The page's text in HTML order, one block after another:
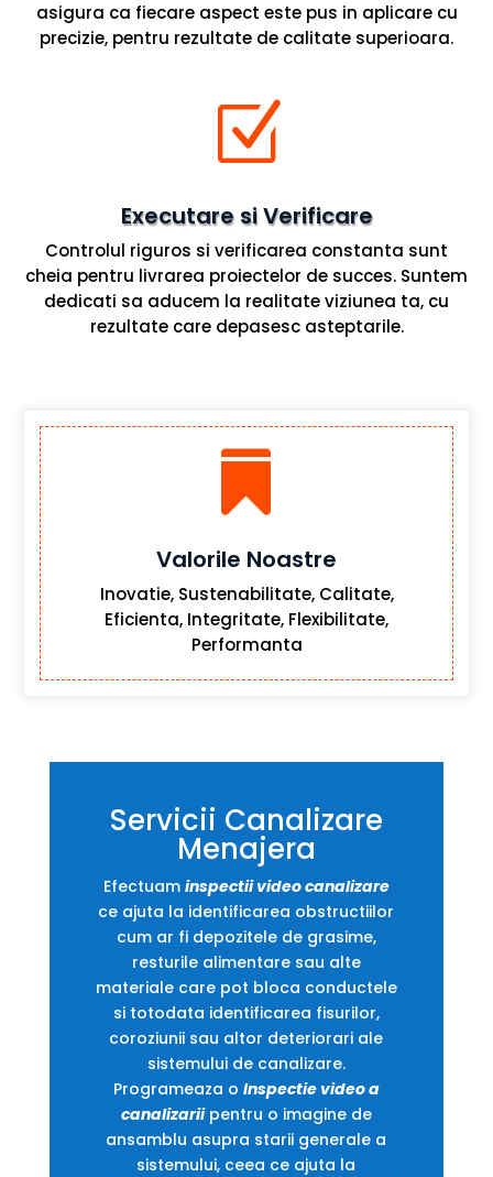
asigura ca fiecare aspect este pus in aplicare cu
precizie, pentru rezultate de calitate superioara.
Z
Executare si Verificare
Controlul riguros si verificarea constanta sunt
cheia pentru livrarea proiectelor de succes. Suntem
dedicati sa aducem la realitate viziunea ta, cu
rezultate care depasesc asteptarile.

Valorile Noastre
Inovatie, Sustenabilitate, Calitate,
Eficienta, Integritate, Flexibilitate,
Performanta
Servicii Canalizare
Menajera
Efectuam inspectii video canalizare
ce ajuta la identificarea obstructiilor
cum ar fi depozitele de grasime,
resturile alimentare sau alte
materiale care pot bloca conductele
si totodata identificarea fisurilor,
coroziunii sau altor deteriorari ale
sistemului de canalizare.
Programeaza o Inspectie video a
canalizariipentru o imagine de
ansamblu asupra starii generale a
sistemului, ceea ce ajuta la